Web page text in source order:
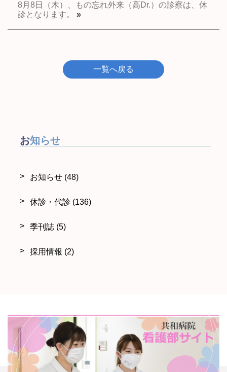
お知らせ
お知らせ (48)
休診・代診 (136)
季刊誌 (5)
採用情報 (2)
8月8日（木）、もの忘れ外来（高Dr.）の診察は、休
診となります。
»
一覧へ戻る